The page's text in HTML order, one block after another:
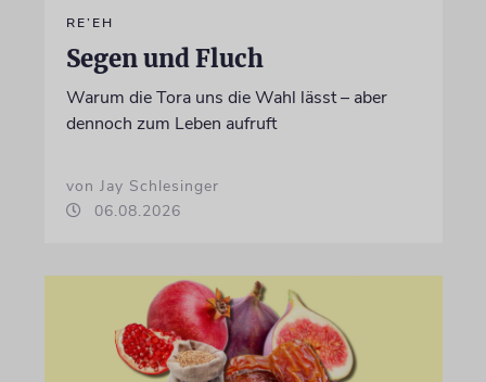
RE’EH
Segen und Fluch
Warum die Tora uns die Wahl lässt – aber
dennoch zum Leben aufruft
von Jay Schlesinger
06.08.2026